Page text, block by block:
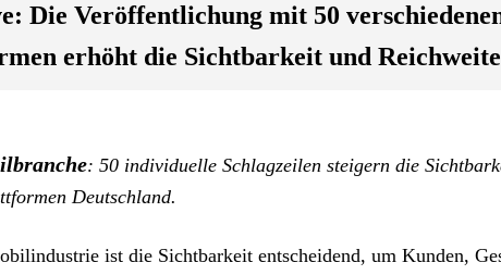
Die Veröffentlichung mit 50
erhöht die Sichtbarkeit und
: 50 individuelle Schlagzeilen steigern die
Deutschland.
ist die Sichtbarkeit entscheidend, um Kunden,